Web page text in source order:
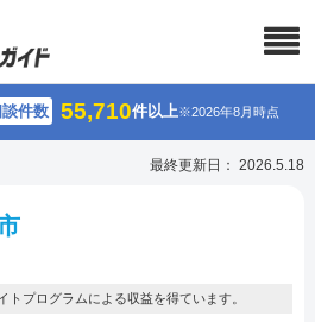
件数 55,710件以上※2026年8月時点
最終更新日： 2026.5.18
プログラムによる収益を得ています。